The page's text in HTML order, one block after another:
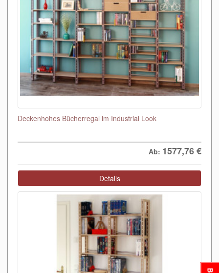
Deckenhohes Bücherregal im Industrial Look
Ab: 1577,76€
Details